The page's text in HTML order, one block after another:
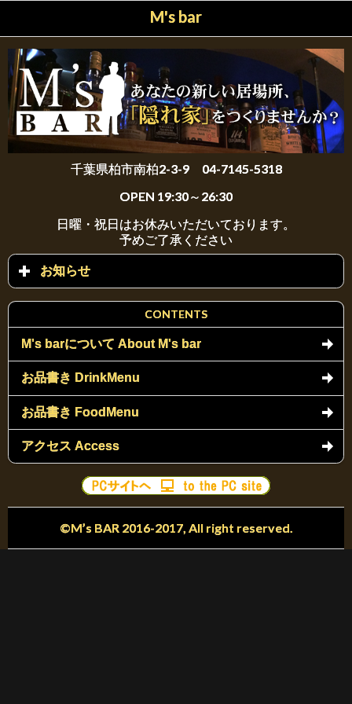
M's bar
千葉県柏市南柏2-3-9 04-7145-5318
OPEN 19:30～26:30
日曜・祝日はお休みいただいております。
予めご了承ください
お知らせ
CONTENTS
M's barについて About M's bar
お品書き DrinkMenu
お品書き FoodMenu
アクセス Access
©M’s BAR 2016-2017, All right reserved.